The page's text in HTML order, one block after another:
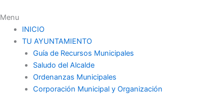
Menu
INICIO
TU AYUNTAMIENTO
Guía de Recursos Municipales
Saludo del Alcalde
Ordenanzas Municipales
Corporación Municipal y Organización